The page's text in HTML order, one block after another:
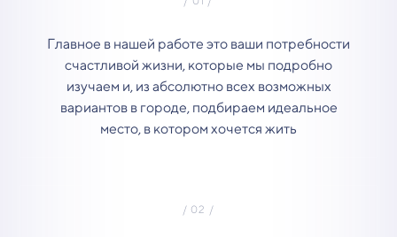
Главное в нашей работе это ваши потребности
счастливой жизни, которые мы подробно
изучаем и, из абсолютно всех возможных
вариантов в городе, подбираем идеальное
место, в котором хочется жить